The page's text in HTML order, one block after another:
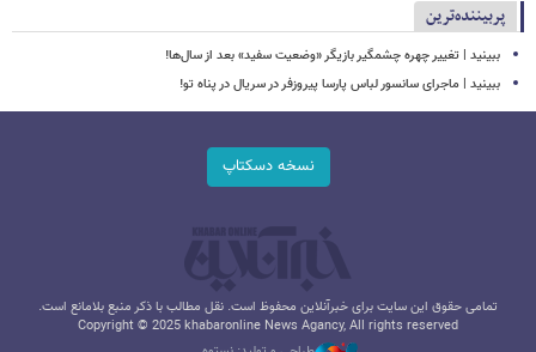
پربیننده‌ترین
ببینید | تغییر چهره چشمگیر بازیگر «وضعیت سفید» بعد از سال‌ها!
ببینید | ماجرای سانسور لباس پارسا پیروزفر در سریال در پناه تو!
نسخه دسکتاپ
تمامی حقوق این سایت برای خبرآنلاین محفوظ است. نقل مطالب با ذکر منبع بلامانع است.
Copyright © 2025 khabaronline News Agancy, All rights reserved